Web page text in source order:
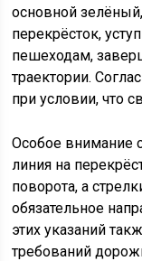
основной
перекрёсток,
пешеходам,
траектории.
при условии, что
Особое внимание
линия на
поворота, а
обязательное
этих указаний
требований